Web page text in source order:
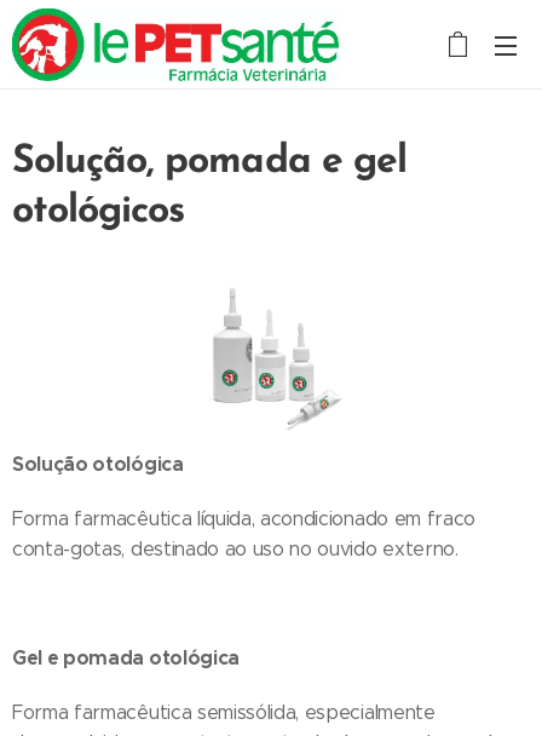
Solução, pomada e gel
otológicos
Solução otológica
Forma farmacêutica líquida, acondicionado em fraco
conta-gotas, destinado ao uso no ouvido externo.
Gel e pomada otológica
Forma farmacêutica semissólida, especialmente